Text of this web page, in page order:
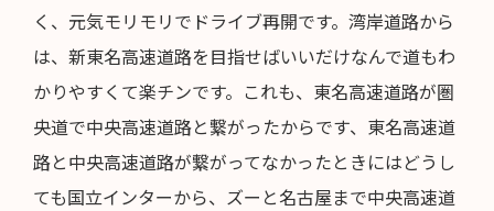
く、元気モリモリでドライブ再開です。湾岸道路から
は、新東名高速道路を目指せばいいだけなんで道もわ
かりやすくて楽チンです。これも、東名高速道路が圏
央道で中央高速道路と繋がったからです、東名高速道
路と中央高速道路が繋がってなかったときにはどうし
ても国立インターから、ズーと名古屋まで中央高速道